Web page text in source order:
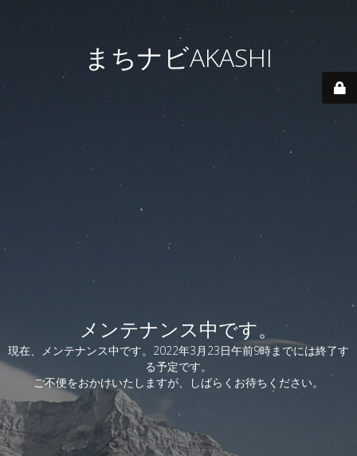
まちナビAKASHI
メンテナンス中です。
現在、メンテナンス中です。2022年3月23日午前9時までには終了す
る予定です。
ご不便をおかけいたしますが、しばらくお待ちください。